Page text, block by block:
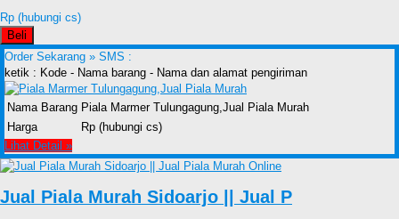
Rp (hubungi cs)
Beli
Order Sekarang » SMS :
ketik : Kode - Nama barang - Nama dan alamat pengiriman
Nama Barang Piala Marmer Tulungagung,Jual Piala Murah
Harga
Rp (hubungi cs)
Lihat Detail »
Jual Piala Murah Sidoarjo || Jual P